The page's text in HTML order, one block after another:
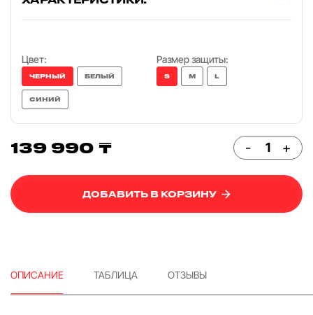
Цвет:
ЧЕРНЫЙ БЕЛЫЙ
СИНИЙ
Размер защиты:
S M L
139 990 ₸ - +
ДОБАВИТЬ В КОРЗИНУ
ОПИСАНИЕ ТАБЛИЦА ОТЗЫВЫ